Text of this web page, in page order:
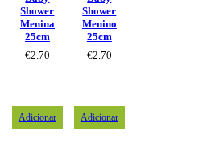
Shower
Menina
25cm
€2.70
Shower
Menino
25cm
€2.70
Adicionar Adicionar